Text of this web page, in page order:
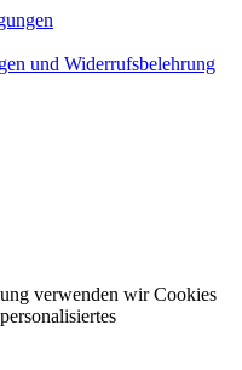
und Widerrufsbelehrung
verwenden wir Cookies